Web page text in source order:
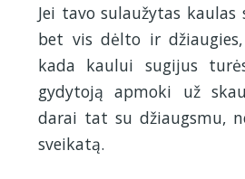
Jei tavo sulaužytas
bet vis dėlto ir
kada kaului sugijus
gydytoją apmoki už
darai tat su džiaugsmu,
sveikatą.